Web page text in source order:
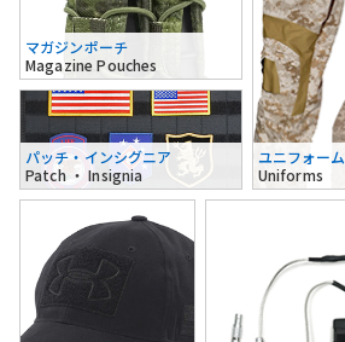
マガジンポーチ
Magazine Pouches
パッチ・インシグニア
Patch ・ Insignia
ユニフォーム
Uniforms